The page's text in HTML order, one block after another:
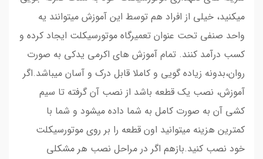
میکنید، خیلی از افراد هم توسط این آموزش میتوانند یه
واحد صنفی تحت عنوان تعمیرگاه موتورسیکلت ایجاد کرده و
کسب درآمد کنند. تمام آموزش های اکرمی یدکی به صورت
روان،بدونه زیاده گویی و کاملا قابل درک و آسان میباشد.اگر
آموزش، نصب یک قطعه باشد از نصب آن گرفته تا سیم
کشی آن به صورت کامل به شما داده میشود و شما با
کمترین هزینه میتوانید اون قطعه را بر روی موتورسیکلت
خود نصب کنید.بازهم اگر در مراحل نصب هر مشکلی